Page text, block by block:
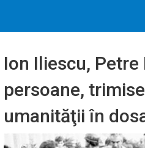
Ion Iliescu,
persoane,
umanităţii în